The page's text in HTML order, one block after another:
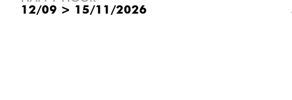
12/09 > 15/11/2026